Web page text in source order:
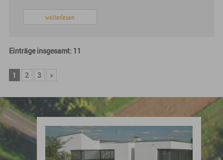
weiterlesen
Einträge insgesamt: 11
1 2 3 »